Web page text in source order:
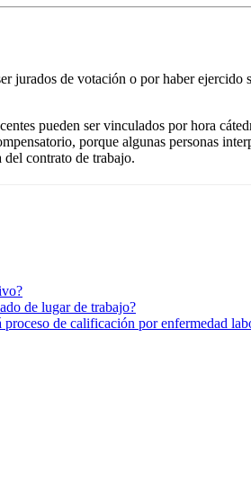
jurados de votación o por haber
pueden ser vinculados por hora
porque algunas personas
del contrato de trabajo.
de lugar de trabajo?
de calificación por enfermedad